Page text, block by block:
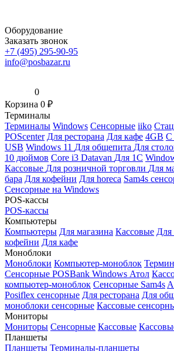
Оборудование
Заказать звонок
+7 (495) 295-90-95
info@posbazar.ru
0
Корзина 0 ₽
Терминалы
Терминалы Windows Сенсорные iiko
POScenter Для ресторана Для кафе 4GB С
USB Windows 11 Для общепита Для
10 дюймов Core i3 Datavan Для 1С
Кассовые Для розничной торговли Для
бара Для кофейни Для horeca Sam4s
Сенсорные на Windows
POS-кассы
POS-кассы
Компьютеры
Компьютеры Для магазина Кассовые Для
кофейни Для кафе
Моноблоки
Моноблоки Компьютер-моноблок
Сенсорные POSBank Windows Атол
компьютер-моноблок Сенсорные Sam4s
Posiflex сенсорные Для ресторана Для
моноблоки сенсорные Кассовые
Мониторы
Мониторы Сенсорные Кассовые
Планшеты
Планшеты Терминалы-планшеты